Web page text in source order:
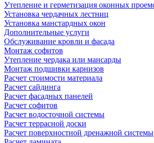
Утепление и герметизация оконных
Установка чердачных лестниц
Установка манстардных окон
Дополнительные услуги
Обслуживание кровли и фасада
Монтаж софитов
Утепление чердака или мансарды
Монтаж подшивки карнизов
Расчет стоимости материала
Расчет сайдинга
Расчет фасадных панелей
Расчет софитов
Расчет водосточной системы
Расчет террасной доски
Расчет поверхностной дренажной системы